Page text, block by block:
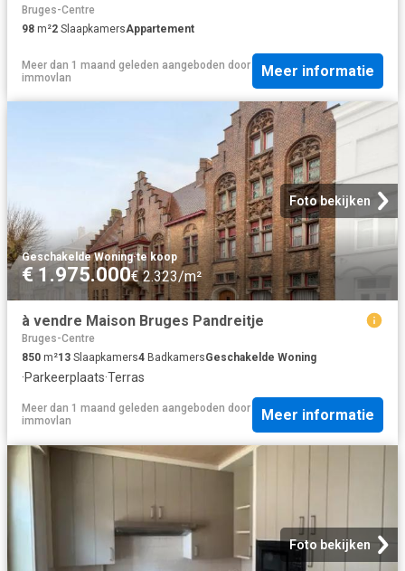
Bruges-Centre
98 m²2 SlaapkamersAppartement
Meer dan 1 maand geleden aangeboden door
immovlan
Meer informatie
Foto bekijken
Geschakelde Woning·te koop
€ 1.975.000€ 2.323/m²
à vendre Maison Bruges Pandreitje
Bruges-Centre
850 m²13 Slaapkamers4 BadkamersGeschakelde Woning
·Parkeerplaats·Terras
Meer dan 1 maand geleden aangeboden door
immovlan
Meer informatie
Foto bekijken